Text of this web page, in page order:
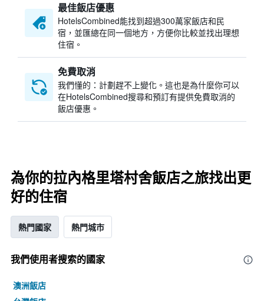
最佳飯店優惠
HotelsCombined​能找到超過300萬家飯店和民
宿，並匯總在同一個地方，方便你比較並找出理想
住宿。
免費取消
我們懂的：計劃趕不上變化。這也是為什麼你可以
在HotelsCombined搜尋和預訂有提供免費取消的
飯店優惠。
為你的拉內格里塔村舍飯店之旅找出更
好的住宿
熱門國家 熱門城市
我們使用者搜索的國家
澳洲飯店